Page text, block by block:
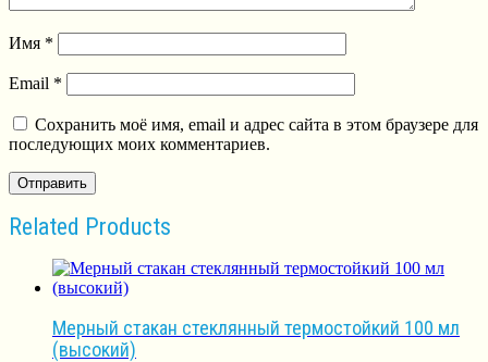
Имя *
Email *
Сохранить моё имя, email и адрес сайта в этом браузере для
последующих моих комментариев.
Related Products
Мерный стакан стеклянный термостойкий 100 мл
(высокий)